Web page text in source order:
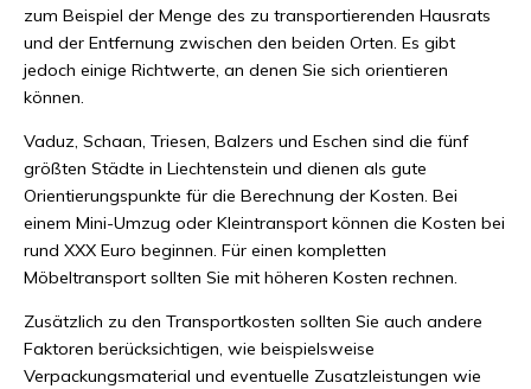
zum Beispiel der Menge des zu transportierenden Hausrats
und der Entfernung zwischen den beiden Orten. Es gibt
jedoch einige Richtwerte, an denen Sie sich orientieren
können.
Vaduz, Schaan, Triesen, Balzers und Eschen sind die fünf
größten Städte in Liechtenstein und dienen als gute
Orientierungspunkte für die Berechnung der Kosten. Bei
einem Mini-Umzug oder Kleintransport können die Kosten bei
rund XXX Euro beginnen. Für einen kompletten
Möbeltransport sollten Sie mit höheren Kosten rechnen.
Zusätzlich zu den Transportkosten sollten Sie auch andere
Faktoren berücksichtigen, wie beispielsweise
Verpackungsmaterial und eventuelle Zusatzleistungen wie